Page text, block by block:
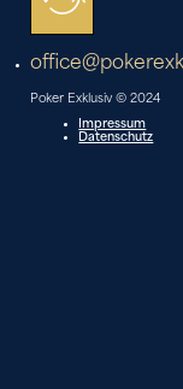
Poker Exklusiv © 2024
Impressum
Datenschutz